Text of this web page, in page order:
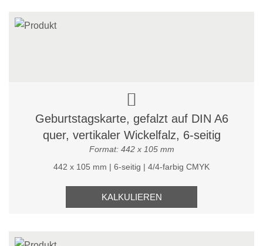
Geburtstagskarte, gefalzt auf DIN A6
quer, vertikaler Wickelfalz, 6-seitig
Format: 442 x 105 mm
442 x 105 mm | 6-seitig | 4/4-farbig CMYK
KALKULIEREN